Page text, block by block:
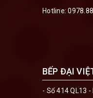
Hotline:
BẾP ĐẠI
- Số 414 QL13